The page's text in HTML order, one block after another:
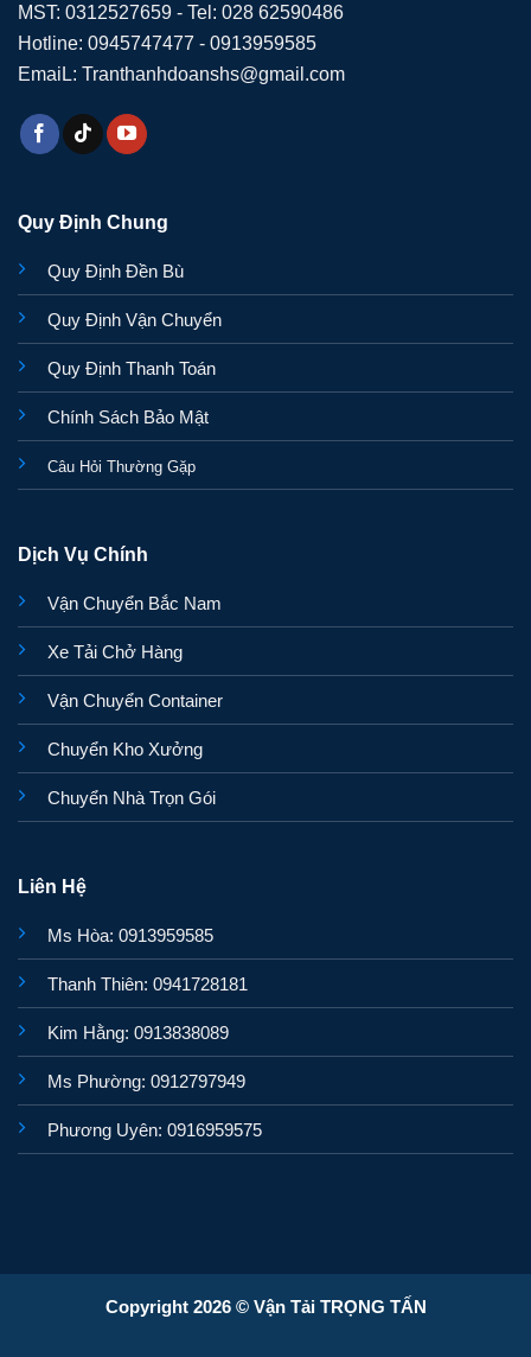
MST: 0312527659 - Tel: 028 62590486
Hotline: 0945747477 - 0913959585
EmaiL: Tranthanhdoanshs@gmail.com
Quy Định Chung
Quy Định Đền Bù
Quy Định Vận Chuyển
Quy Định Thanh Toán
Chính Sách Bảo Mật
Câu Hỏi Thường Gặp
Dịch Vụ Chính
Vận Chuyển Bắc Nam
Xe Tải Chở Hàng
Vận Chuyển Container
Chuyển Kho Xưởng
Chuyển Nhà Trọn Gói
Liên Hệ
Ms Hòa: 0913959585
Thanh Thiên: 0941728181
Kim Hằng: 0913838089
Ms Phường: 0912797949
Phương Uyên: 0916959575
Copyright 2026 © Vận Tải TRỌNG TẤN